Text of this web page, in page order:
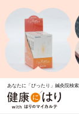
あなたに「ぴったり」鍼灸院検